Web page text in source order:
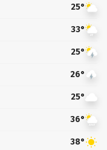
25°
33°
25°
26°
25°
36°
38°